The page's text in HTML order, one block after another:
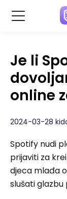
Je li
online
2024-03-28
Spotify nudi
prijaviti za
djeca mlađa
slušati glazbu